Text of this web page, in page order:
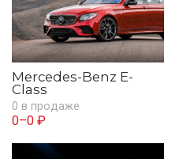
Mercedes-Benz E-
Class
0 в продаже
0–0 ₽